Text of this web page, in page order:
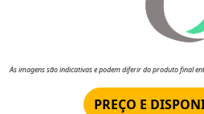
As imagens são indicativas e podem diferir do produto final
PREÇO E